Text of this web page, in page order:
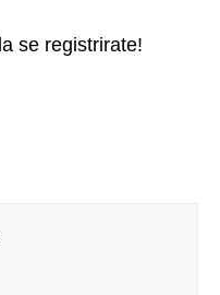
se registrirate!